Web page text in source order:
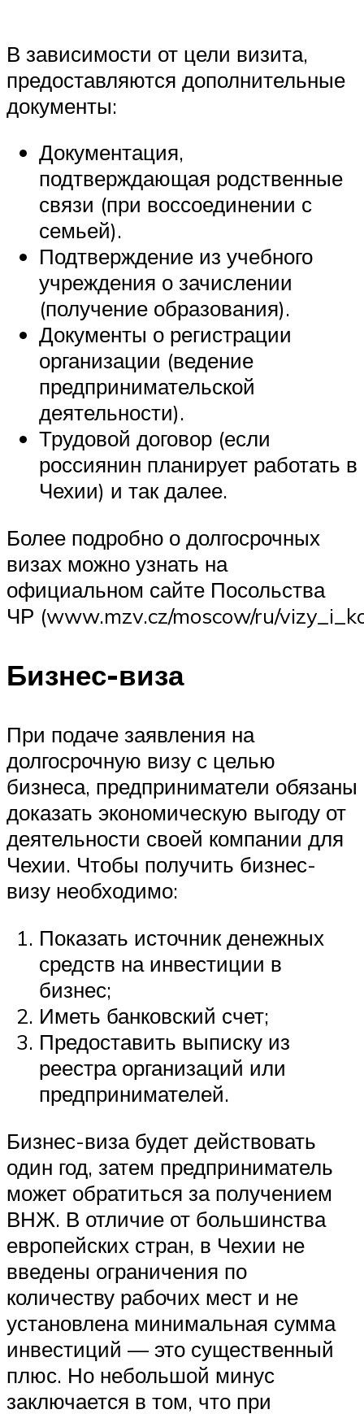
В зависимости от цели визита,
предоставляются дополнительные
документы:
Документация,
подтверждающая родственные
связи (при воссоединении с
семьей).
Подтверждение из учебного
учреждения о зачислении
(получение образования).
Документы о регистрации
организации (ведение
предпринимательской
деятельности).
Трудовой договор (если
россиянин планирует работать в
Чехии) и так далее.
Более подробно о долгосрочных
визах можно узнать на
официальном сайте Посольства
ЧР (www.mzv.cz/moscow/ru/
Бизнес-виза
При подаче заявления на
долгосрочную визу с целью
бизнеса, предприниматели обязаны
доказать экономическую выгоду от
деятельности своей компании для
Чехии. Чтобы получить бизнес-
визу необходимо:
Показать источник денежных
средств на инвестиции в
бизнес;
Иметь банковский счет;
Предоставить выписку из
реестра организаций или
предпринимателей.
Бизнес-виза будет действовать
один год, затем предприниматель
может обратиться за получением
ВНЖ. В отличие от большинства
европейских стран, в Чехии не
введены ограничения по
количеству рабочих мест и не
установлена минимальная сумма
инвестиций — это существенный
плюс. Но небольшой минус
заключается в том, что при